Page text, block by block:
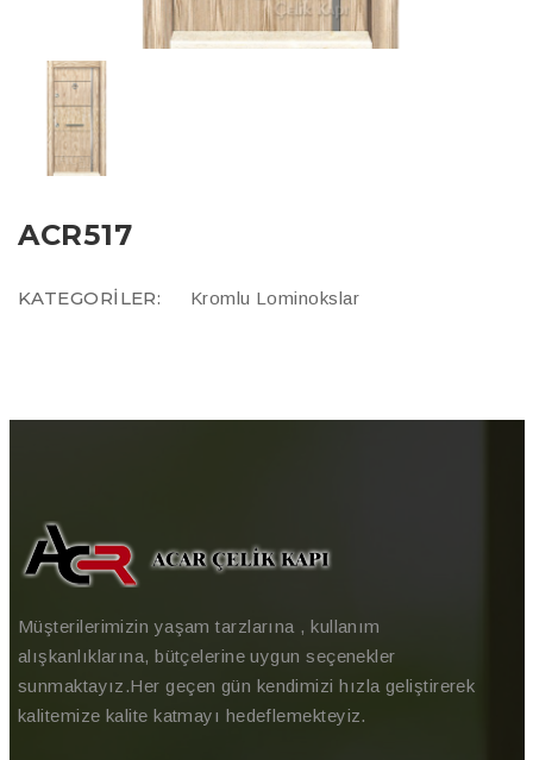
ACR517
KATEGORILER: Kromlu Lominokslar
Müşterilerimizin yaşam tarzlarına , kullanım
alışkanlıklarına, bütçelerine uygun seçenekler
sunmaktayız.Her geçen gün kendimizi hızla geliştirerek
kalitemize kalite katmayı hedeflemekteyiz.